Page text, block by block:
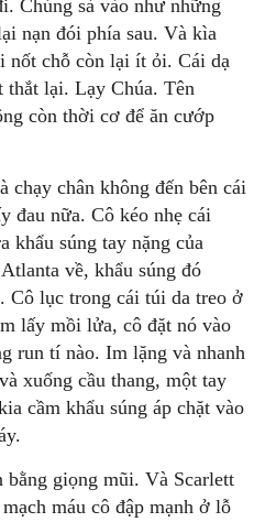
Chúng sà vào như những
nạn đói phía sau. Và kìa
nốt chỗ còn lại ít ỏi. Cái dạ
thắt lại. Lạy Chúa. Tên
còn thời cơ để ăn cướp
chạy chân không đến bên cái
đau nữa. Cô kéo nhẹ cái
khẩu súng tay nặng của
về, khẩu súng đó
Cô lục trong cái túi da treo ở
lấy mồi lửa, cô đặt nó vào
run tí nào. Im lặng và nhanh
xuống cầu thang, một tay
cầm khẩu súng áp chặt vào
bằng giọng mũi. Và Scarlett
máu cô đập mạnh ở lỗ